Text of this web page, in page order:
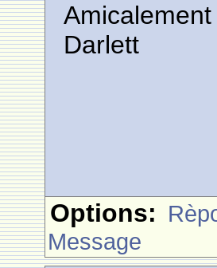
Amicalement
Darlett
Options:
Message